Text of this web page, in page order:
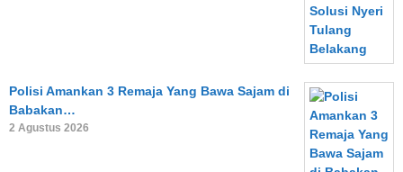
Polisi Amankan 3 Remaja Yang Bawa Sajam di
Babakan…
2 Agustus 2026